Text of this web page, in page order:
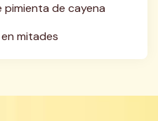
de cayena
mitades